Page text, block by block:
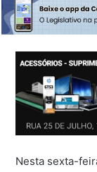
Nesta sexta-